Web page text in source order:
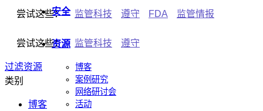
安全
资源
博客
案例研究
网络研讨会
活动
尝试这些： 监管科技 遵守 FDA 监管情报
尝试这些： 监管科技 遵守
过滤资源
类别
博客